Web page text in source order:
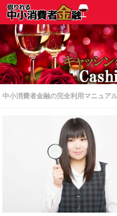
中小消費者金融の完全利用マニュア